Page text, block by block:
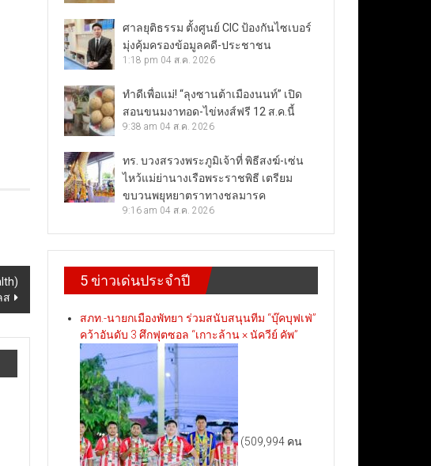
ส
ศาลยุติธรรม ตั้งศูนย์ CIC ป้องกันไซเบอร์
มุ่งคุ้มครองข้อมูลคดี-ประชาชน
1:18 pm 04 ส.ค. 2026
ทำดีเพื่อแม่! “ลุงซานต้าเมืองนนท์” เปิด
สอนขนมงาทอด-ไข่หงส์ฟรี 12 ส.ค.นี้
9:38 am 04 ส.ค. 2026
ทร. บวงสรวงพระภูมิเจ้าที่ พิธีสงฆ์-เซ่น
ไหว้แม่ย่านางเรือพระราชพิธี เตรียม
ขบวนพยุหยาตราทางชลมารค
9:16 am 04 ส.ค. 2026
5 ข่าวเด่นประจำปี
สภท.-นายกเมืองพัทยา ร่วมสนับสนุนทีม “บุ๊คบุฟเฟ่”
คว้าอันดับ 3 ศึกฟุตซอล “เกาะล้าน × นัควีย์ คัพ”
(509,994 คน